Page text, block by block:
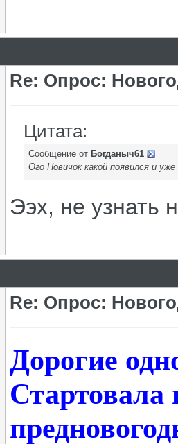
Re: Опрос:
Цитата:
Сообщение от Богданыч61
Ого Новичок какой появился и
Ээх, не узнать
Re: Опрос:
Дорогие
Стартовала